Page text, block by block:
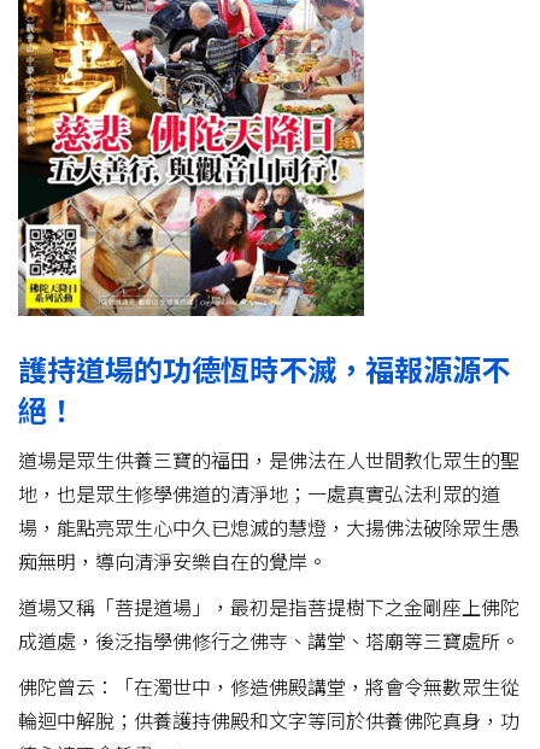
護持道場的功德恆時不滅，福報源源不
絕！
道場是眾生供養三寶的福田，是佛法在人世間教化眾生的聖
地，也是眾生修學佛道的清淨地；一處真實弘法利眾的道
場，能點亮眾生心中久已熄滅的慧燈，大揚佛法破除眾生愚
痴無明，導向清淨安樂自在的覺岸。
道場又稱「菩提道場」，最初是指菩提樹下之金剛座上佛陀
成道處，後泛指學佛修行之佛寺、講堂、塔廟等三寶處所。
佛陀曾云：「在濁世中，修造佛殿講堂，將會令無數眾生從
輪迴中解脫；供養護持佛殿和文字等同於供養佛陀真身，功